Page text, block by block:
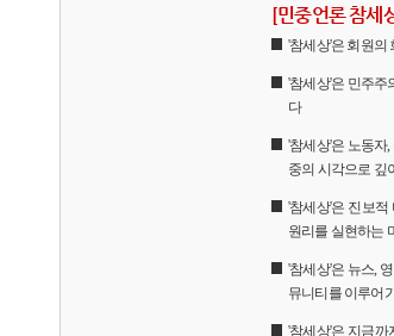
[민중언론 참세
'참세상'은 회원의
'참세상'은 민주주
다
'참세상'은 노동자
중의 시각으로 깊
'참세상'은 진보
원리를 실현하는
'참세상'은 뉴스,
뮤니티를 이루어
'참세상'은 지금까